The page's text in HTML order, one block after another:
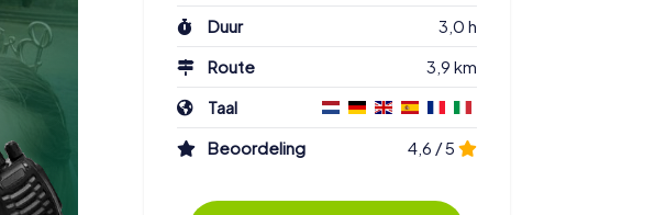
Duur
3,0 h
Route
3,9 km
Taal
Beoordeling
4,6 / 5